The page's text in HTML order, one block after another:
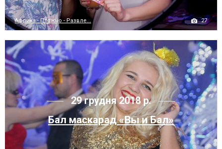
Африка - Пляжно - Развле... 27
29 грудня 2018 р.
Бал маскарад «Вы и Бал»